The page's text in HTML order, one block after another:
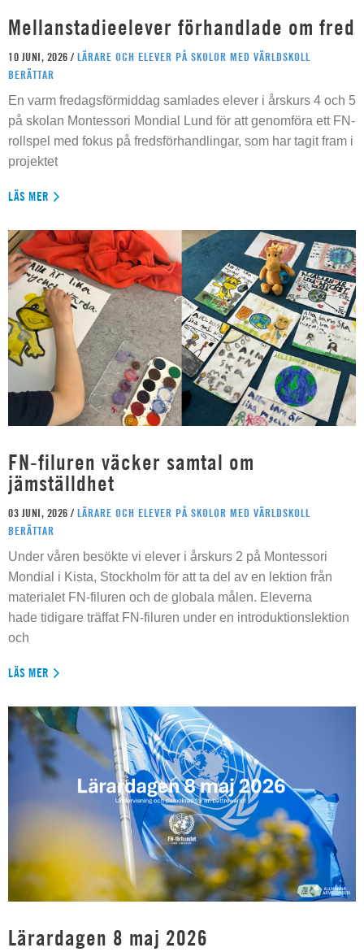
Mellanstadieelever förhandlade om fred
10 JUNI, 2026 / LÄRARE OCH ELEVER PÅ SKOLOR MED VÄRLDSKOLL
BERÄTTAR
En varm fredagsförmiddag samlades elever i årskurs 4 och 5
på skolan Montessori Mondial Lund för att genomföra ett FN-
rollspel med fokus på fredsförhandlingar, som har tagit fram i
projektet
LÄS MER
FN-filuren väcker samtal om
jämställdhet
03 JUNI, 2026 / LÄRARE OCH ELEVER PÅ SKOLOR MED VÄRLDSKOLL
BERÄTTAR
Under våren besökte vi elever i årskurs 2 på Montessori
Mondial i Kista, Stockholm för att ta del av en lektion från
materialet FN-filuren och de globala målen. Eleverna
hade tidigare träffat FN-filuren under en introduktionslektion
och
LÄS MER
Lärardagen 8 maj 2026